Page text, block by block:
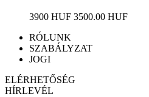
3900 HUF 3500.00 HUF
RÓLUNK
SZABÁLYZAT
JOGI
ELÉRHETŐSÉG
HÍRLEVÉL